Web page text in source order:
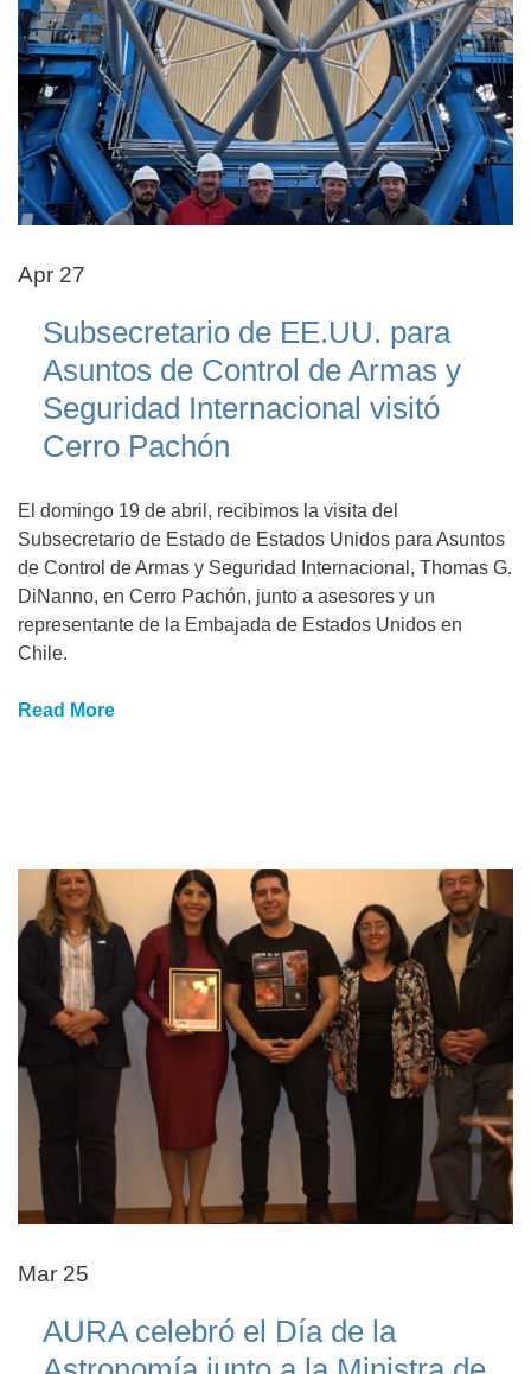
Apr 27
Subsecretario de EE.UU. para
Asuntos de Control de Armas y
Seguridad Internacional visitó
Cerro Pachón
El domingo 19 de abril, recibimos la visita del
Subsecretario de Estado de Estados Unidos para Asuntos
de Control de Armas y Seguridad Internacional, Thomas G.
DiNanno, en Cerro Pachón, junto a asesores y un
representante de la Embajada de Estados Unidos en
Chile.
Read More
Mar 25
AURA celebró el Día de la